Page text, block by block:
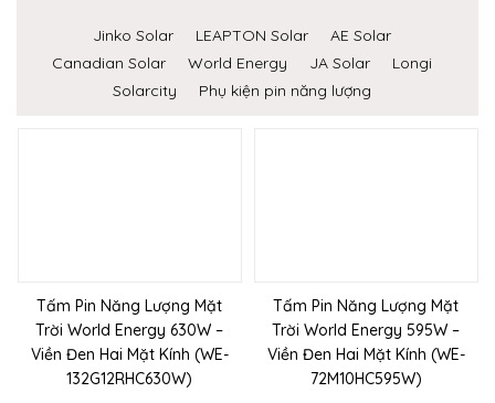
Jinko Solar LEAPTON Solar
AE Solar
Canadian Solar
World Energy JA Solar
Longi
Solarcity
Phụ kiện pin năng lượng
Tấm Pin Năng Lượng Mặt
Trời World Energy 630W –
Viền Đen Hai Mặt Kính (WE-
132G12RHC630W)
Tấm Pin Năng Lượng Mặt
Trời World Energy 595W –
Viền Đen Hai Mặt Kính (WE-
72M10HC595W)